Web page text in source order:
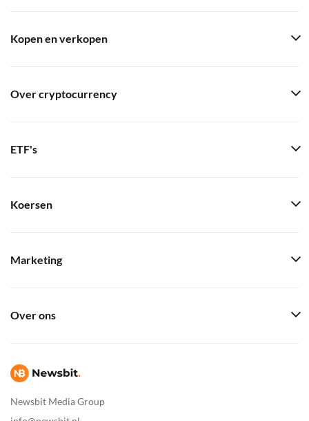
Newsbit Media Group
Kopen en verkopen
Over cryptocurrency
ETF's
Koersen
Marketing
Over ons